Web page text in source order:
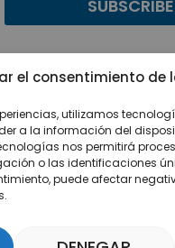
el consentimiento de
utilizamos
a la información del
nos permitirá
o las identificaciones
puede afectar